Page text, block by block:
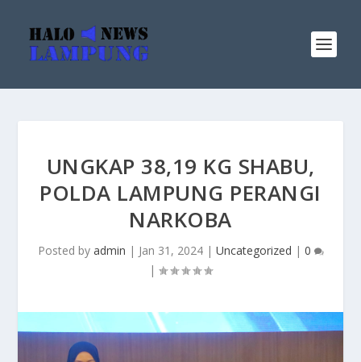
UNGKAP 38,19 KG SHABU,
POLDA LAMPUNG PERANGI
NARKOBA
Posted by admin | Jan 31, 2024| Uncategorized | 0
|